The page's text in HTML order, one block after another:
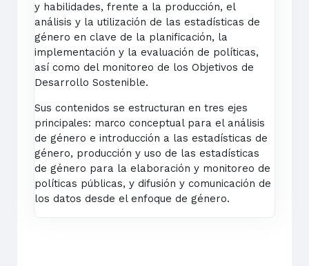
y habilidades, frente a la producción, el
análisis y la utilización de lasestadísticas de
género en clave de la planificación, la
implementacióny la evaluación de políticas,
así como del monitoreo de los Objetivosde
Desarrollo Sostenible.
Sus contenidos se estructuran en tres ejes
principales: marcoconceptual para el análisis
de género e introducción a lasestadísticas de
género, producción y uso de las estadísticas
degénero para la elaboración y monitoreo de
políticas públicas, ydifusión y comunicación de
los datos desde el enfoque de género.